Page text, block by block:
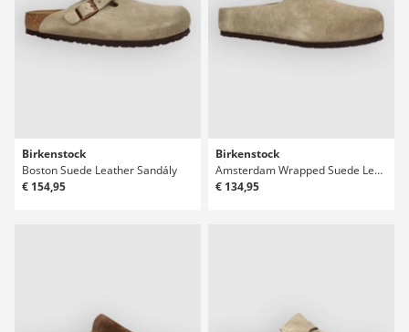
Birkenstock
Boston Suede Leather Sandály
€ 154,95
Birkenstock
Amsterdam Wrapped Suede Leather Sandály
€ 134,95